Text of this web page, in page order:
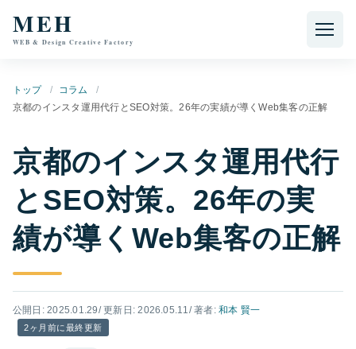
MEH
WEB & Design Creative Factory
トップ
コラム
京都のインスタ運用代行とSEO対策。26年の実績が導くWeb集客の正解
京都のインスタ運用代行
とSEO対策。26年の実
績が導くWeb集客の正解
公開日: 2025.01.29/ 更新日: 2026.05.11/ 著者:和本 賢一
2ヶ月前に最終更新